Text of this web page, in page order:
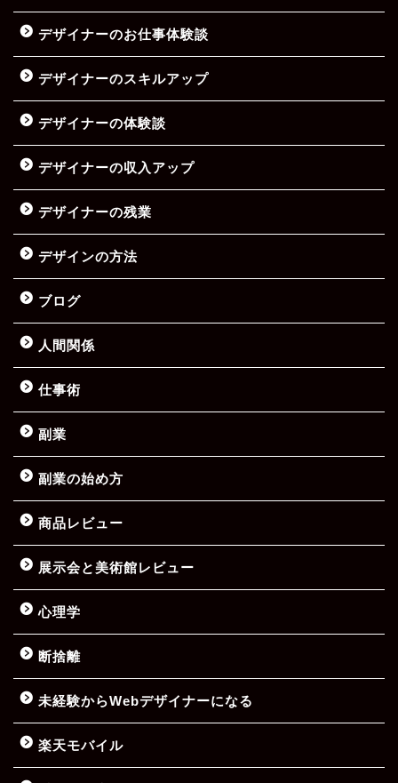
デザイナーのお仕事体験談
デザイナーのスキルアップ
デザイナーの体験談
デザイナーの収入アップ
デザイナーの残業
デザインの方法
ブログ
人間関係
仕事術
副業
副業の始め方
商品レビュー
展示会と美術館レビュー
心理学
断捨離
未経験からWebデザイナーになる
楽天モバイル